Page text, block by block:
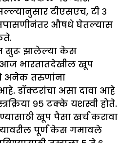
टीएसएच, टी ३
औषधे घेतल्यास
सुरू झालेल्या केस
आज भारतातदेखील खूप
अनेक तरुणांना
डॉक्टरांचा असा दावा आहे
९५ टक्के यशस्वी होते.
खूप पैसा खर्च करावा
पूर्ण केस गमावले